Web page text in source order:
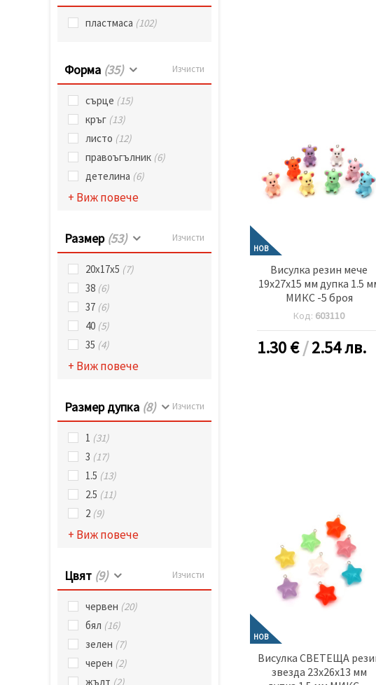
пластмаса (102)
Форма (35) Изчисти
сърце (15)
кръг (13)
листо (12)
правоъгълник (6)
детелина (6)
+ Виж повече
Размер (53) Изчисти
20х17х5 (7)
38 (6)
37 (6)
40 (5)
35 (4)
+ Виж повече
Размер дупка (8) Изчисти
1 (31)
3 (17)
1.5 (13)
2.5 (11)
2 (9)
+ Виж повече
Цвят (9) Изчисти
червен (20)
бял (16)
зелен (7)
черен (2)
жълт (2)
НОВ
Висулка резин мече
19x27x15 мм дупка 1.5
МИКС -5 броя
Код: 603110
1.30€/2.54 лв.
НОВ
Висулка СВЕТЕЩА
звезда 23x26x13 мм